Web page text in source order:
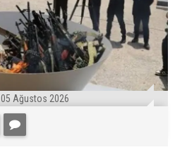
05 Ağustos 2026